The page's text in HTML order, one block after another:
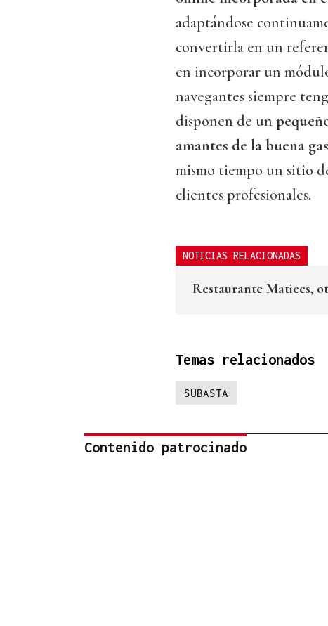
adaptándose
convertirla en un
en incorporar un
navegantes siempre
disponen de un
amantes de la buena
mismo tiempo un sitio
clientes profesionales.
NOTICIAS RELACIONADAS
Restaurante Matices,
Temas relacionados
SUBASTA
Contenido patrocinado